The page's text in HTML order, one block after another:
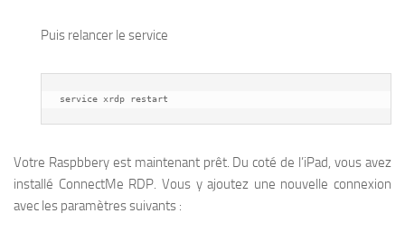
Puis relancer le service
service xrdp restart
Votre Raspbbery est maintenant prêt. Du coté de l’iPad, vous avez
installé ConnectMe RDP. Vous y ajoutez une nouvelle connexion
avec les paramètres suivants :